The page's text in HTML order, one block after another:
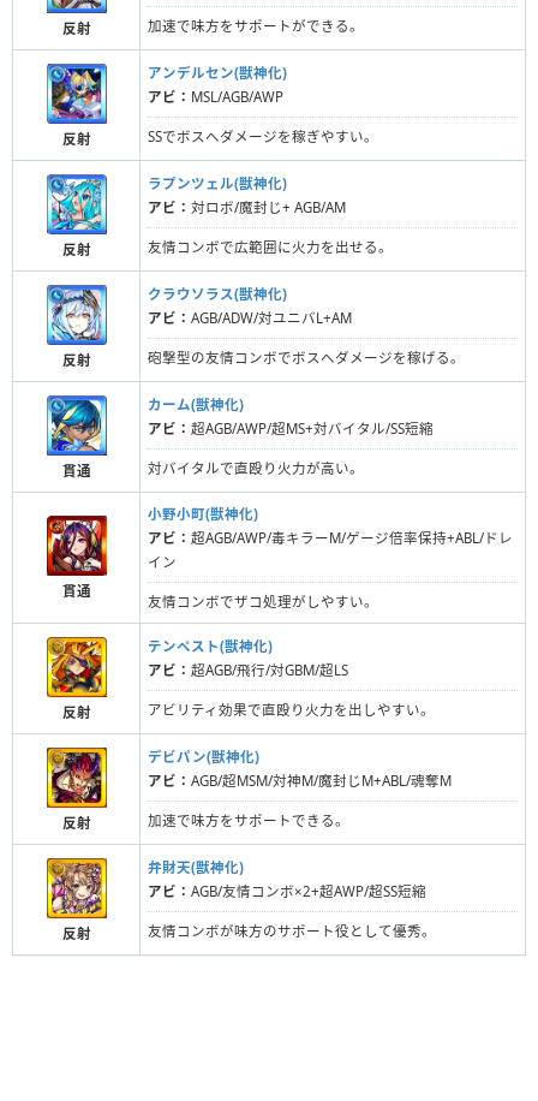
反射 加速で味方をサポートができる。
反射
アンデルセン(獣神化)
アビ： MSL/AGB/AWP
SSでボスへダメージを稼ぎやすい。
反射
ラプンツェル(獣神化)
アビ： 対ロボ/魔封じ+ AGB/AM
友情コンボで広範囲に火力を出せる。
反射
クラウソラス(獣神化)
アビ： AGB/ADW/対ユニバL+AM
砲撃型の友情コンボでボスへダメージを稼げる。
貫通
カーム(獣神化)
アビ： 超AGB/AWP/超MS+対バイタル/SS短縮
対バイタルで直殴り火力が高い。
貫通
小野小町(獣神化)
アビ： 超AGB/AWP/毒キラーM/ゲージ倍率保持+ABL/ドレ
イン
友情コンボでザコ処理がしやすい。
反射
テンペスト(獣神化)
アビ： 超AGB/飛行/対GBM/超LS
アビリティ効果で直殴り火力を出しやすい。
反射
デビパン(獣神化)
アビ： AGB/超MSM/対神M/魔封じM+ABL/魂奪M
加速で味方をサポートできる。
反射
弁財天(獣神化)
アビ： AGB/友情コンボ×2+超AWP/超SS短縮
友情コンボが味方のサポート役として優秀。